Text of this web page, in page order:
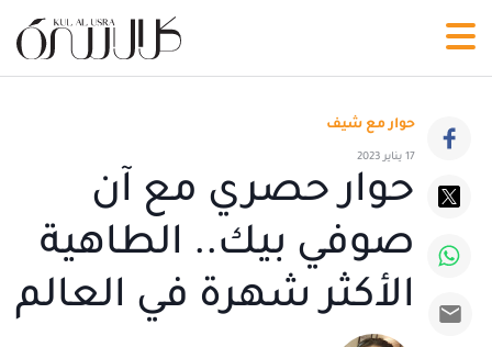
حوار مع شيف
17 يناير 2023
حوار حصري مع آن
صوفي بيك.. الطاهية
الأكثر شهرة في العالم